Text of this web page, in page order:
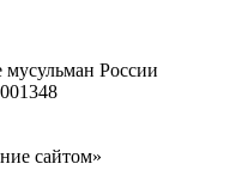
мусульман России
сайтом»